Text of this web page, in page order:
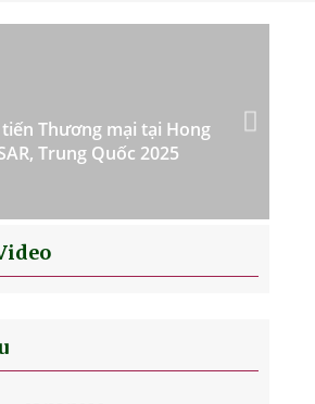
Thương mại tại Hong
Trung Quốc 2025